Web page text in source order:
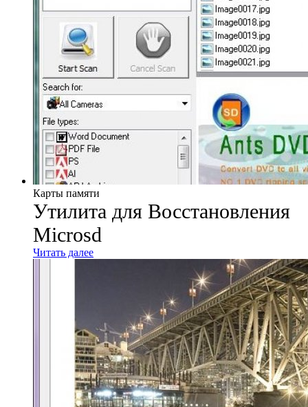
Карты памяти
Утилита для Восстановления
Microsd
Читать далее